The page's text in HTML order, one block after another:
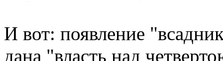
И вот: появление
дана "власть над